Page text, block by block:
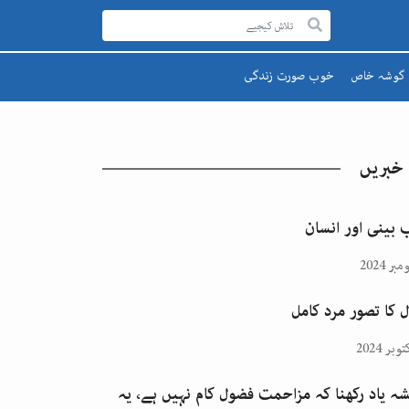
گوشہ خاص
قائد اعظم
اقبالؒ
خوب صورت زندگی
خبریں
بینی اور انسان
کا تصور مرد کامل
یاد رکھنا کہ مزاحمت فضول کام نہیں ہے، یہ